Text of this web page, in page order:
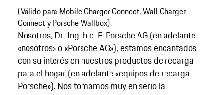
(Válido para Mobile Charger Connect, Wall Charger
Connect y Porsche Wallbox)
Nosotros, Dr. Ing. h.c. F. Porsche AG (en adelante
«nosotros» o «Porsche AG»), estamos encantados
con su interés en nuestros productos de recarga
para el hogar (en adelante «equipos de recarga
Porsche»). Nos tomamos muy en serio la